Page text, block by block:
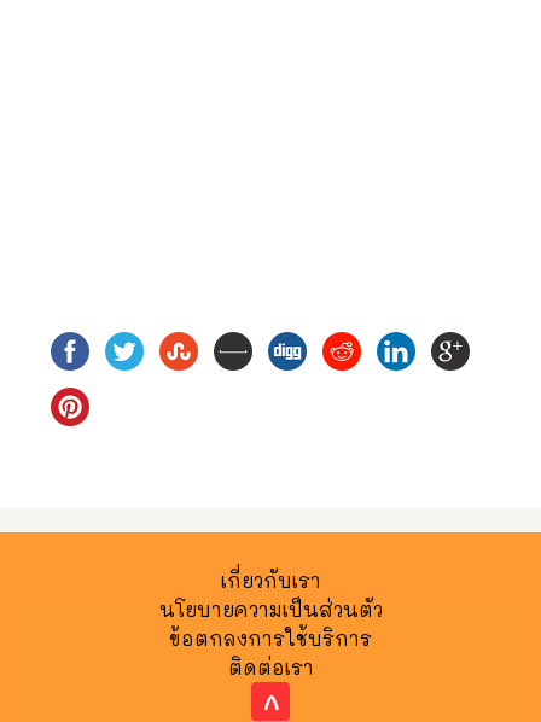
เกี่ยวกับเรา
นโยบายความเป็นส่วนตัว
ข้อตกลงการใช้บริการ
ติดต่อเรา
^